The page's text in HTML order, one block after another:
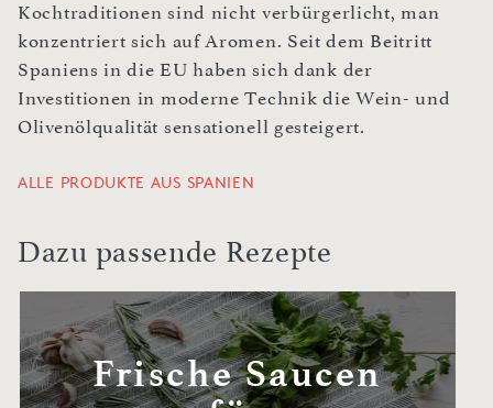
Kochtraditionen sind nicht verbürgerlicht, man
konzentriert sich auf Aromen. Seit dem Beitritt
Spaniens in die EU haben sich dank der
Investitionen in moderne Technik die Wein- und
Olivenölqualität sensationell gesteigert.
ALLE PRODUKTE AUS SPANIEN
Dazu passende Rezepte
Frische Saucen